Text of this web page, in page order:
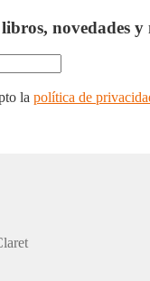
libros, novedades
la política de